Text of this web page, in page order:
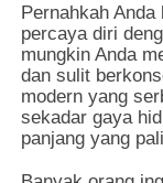
Pernahkah
percaya diri
mungkin Anda
dan sulit
modern yang
sekadar gaya
panjang yang